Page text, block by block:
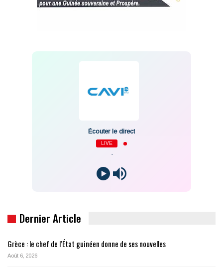
Écouter le direct
LIVE
Dernier Article
Grèce : le chef de l’État guinéen donne de ses nouvelles
Août 6, 2026